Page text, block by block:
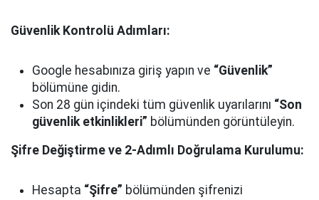
Güvenlik Kontrolü Adımları:
Google hesabınıza giriş yapın ve “Güvenlik”
bölümüne gidin.
Son 28 gün içindeki tüm güvenlik uyarılarını “Son
güvenlik etkinlikleri” bölümünden görüntüleyin.
Şifre Değiştirme ve 2-Adımlı Doğrulama Kurulumu:
Hesapta “Şifre” bölümünden şifrenizi